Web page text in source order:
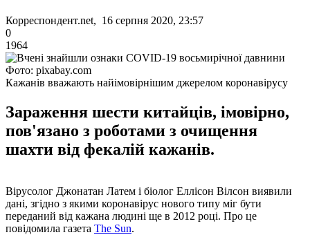
Корреспондент.net, 16 серпня 2020, 23:57
0
1964
Фото: pixabay.com
Кажанів вважають найімовірнішим джерелом коронавірусу
Зараження шести китайців, імовірно,
пов'язано з роботами з очищення
шахти від фекалій кажанів.
Вірусолог Джонатан Латем і біолог Еллісон Вілсон виявили
дані, згідно з якими коронавірус нового типу міг бути
переданий від кажана людині ще в 2012 році. Про це
повідомила газета The Sun.